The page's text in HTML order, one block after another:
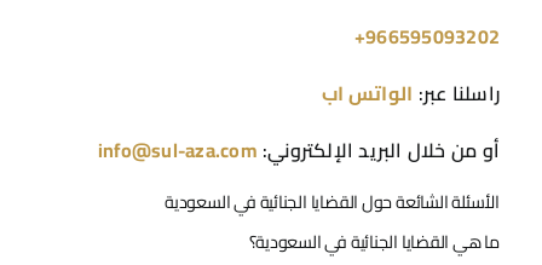
966595093202+
راسلنا عبر: الواتس اب
أو من خلال البريد الإلكتروني: info@sul-aza.com
الأسئلة الشائعة حول القضايا الجنائية في السعودية
ما هي القضايا الجنائية في السعودية؟